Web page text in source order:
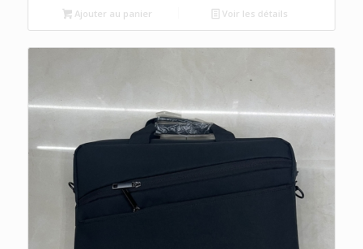
Ajouter au panier Voir les détails